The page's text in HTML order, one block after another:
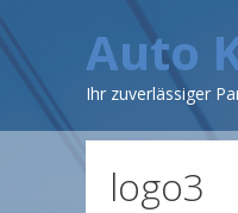
Inhalt
springen
Auto
Ihr zuverlässiger
logo3